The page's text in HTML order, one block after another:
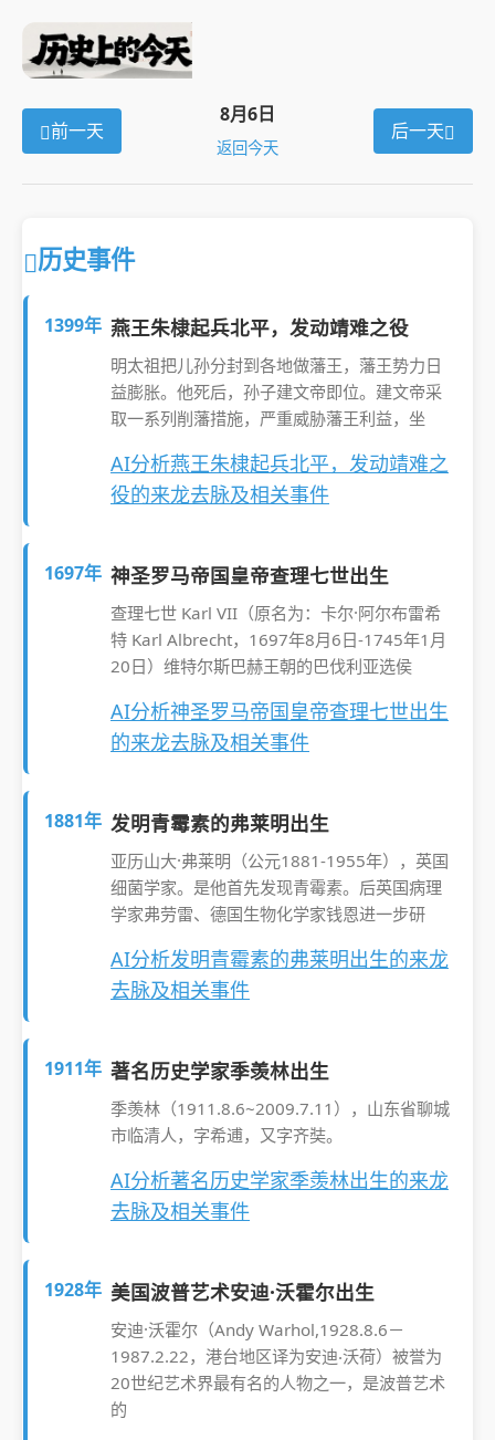
前一天
8月6日
返回今天
后一天
历史事件
1399年 燕王朱棣起兵北平，发动靖难之役
明太祖把儿孙分封到各地做藩王，藩王势力日
益膨胀。他死后，孙子建文帝即位。建文帝采
取一系列削藩措施，严重威胁藩王利益，坐
AI分析燕王朱棣起兵北平，发动靖难之
役的来龙去脉及相关事件
1697年 神圣罗马帝国皇帝查理七世出生
查理七世 Karl VII（原名为：卡尔·阿尔布雷希
特 Karl Albrecht，1697年8月6日-1745年1月
20日）维特尔斯巴赫王朝的巴伐利亚选侯
AI分析神圣罗马帝国皇帝查理七世出生
的来龙去脉及相关事件
1881年 发明青霉素的弗莱明出生
亚历山大·弗莱明（公元1881-1955年），英国
细菌学家。是他首先发现青霉素。后英国病理
学家弗劳雷、德国生物化学家钱恩进一步研
AI分析发明青霉素的弗莱明出生的来龙
去脉及相关事件
1911年 著名历史学家季羡林出生
季羡林（1911.8.6~2009.7.11），山东省聊城
市临清人，字希逋，又字齐奘。
AI分析著名历史学家季羡林出生的来龙
去脉及相关事件
1928年 美国波普艺术安迪·沃霍尔出生
安迪·沃霍尔（Andy Warhol,1928.8.6－
1987.2.22，港台地区译为安迪‧沃荷）被誉为
20世纪艺术界最有名的人物之一，是波普艺术
的